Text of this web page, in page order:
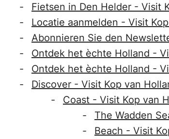
Fietsen in Den Helder - Visit
Locatie aanmelden - Visit
Abonnieren Sie den
Ontdek het èchte Holland -
Ontdek het èchte Holland -
Discover - Visit Kop van
Coast - Visit Kop van
The Wadden
Beach - Visit